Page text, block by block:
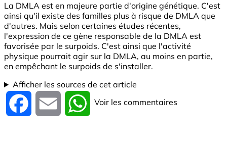
La DMLA est en majeure partie d'origine génétique. C'est
ainsi qu'il existe des familles plus à risque de DMLA que
d'autres. Mais selon certaines études récentes,
l'expression de ce gène responsable de la DMLA est
favorisée par le surpoids. C'est ainsi que l'activité
physique pourrait agir sur la DMLA, au moins en partie,
en empêchant le surpoids de s'installer.
Afficher les sources de cet article
Facebook Email WhatsApp
Voir les commentaires